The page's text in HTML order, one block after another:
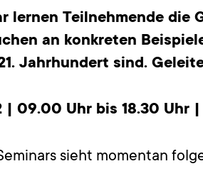
lernen Teilnehmende die
an konkreten
Jahrhundert sind.
| 09.00 Uhr bis 18.30 Uhr
sieht momentan